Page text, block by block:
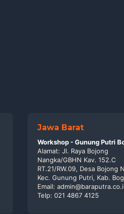
Jawa Barat
Workshop - Gunung Putri
Alamat: Jl. Raya Bojong
Nangka/GBHN Kav. 152.C
RT.21/RW.09, Desa Bojong
Kec. Gunung Putri, Kab.
Email:
Telp: 021 4867 4125